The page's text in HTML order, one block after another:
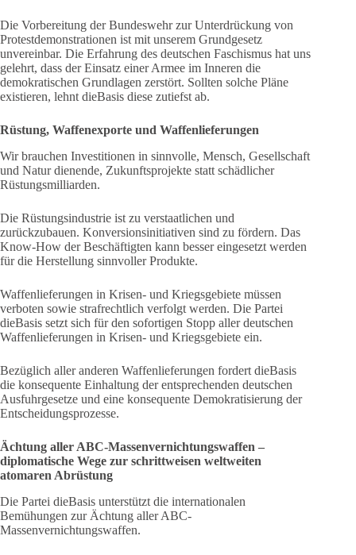
Die Vorbereitung der Bundeswehr zur Unterdrückung von
Protestdemonstrationen ist mit unserem Grundgesetz
unvereinbar. Die Erfahrung des deutschen Faschismus hat uns
gelehrt, dass der Einsatz einer Armee im Inneren die
demokratischen Grundlagen zerstört. Sollten solche Pläne
existieren, lehnt dieBasis diese zutiefst ab.
Rüstung, Waffenexporte und Waffenlieferungen
Wir brauchen Investitionen in sinnvolle, Mensch, Gesellschaft
und Natur dienende, Zukunftsprojekte statt schädlicher
Rüstungsmilliarden.
Die Rüstungsindustrie ist zu verstaatlichen und
zurückzubauen. Konversionsinitiativen sind zu fördern. Das
Know-How der Beschäftigten kann besser eingesetzt werden
für die Herstellung sinnvoller Produkte.
Waffenlieferungen in Krisen- und Kriegsgebiete müssen
verboten sowie strafrechtlich verfolgt werden. Die Partei
dieBasis setzt sich für den sofortigen Stopp aller deutschen
Waffenlieferungen in Krisen- und Kriegsgebiete ein.
Bezüglich aller anderen Waffenlieferungen fordert dieBasis
die konsequente Einhaltung der entsprechenden deutschen
Ausfuhrgesetze und eine konsequente Demokratisierung der
Entscheidungsprozesse.
Ächtung aller ABC-Massenvernichtungswaffen –
diplomatische Wege zur schrittweisen weltweiten
atomaren Abrüstung
Die Partei dieBasis unterstützt die internationalen
Bemühungen zur Ächtung aller ABC-
Massenvernichtungswaffen.